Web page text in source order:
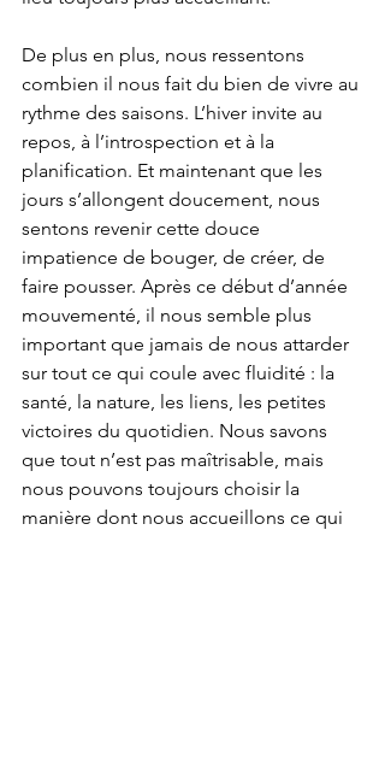
De plus en plus, nous ressentons
combien il nous fait du bien de vivre au
rythme des saisons. L’hiver invite au
repos, à l’introspection et à la
planification. Et maintenant que les
jours s’allongent doucement, nous
sentons revenir cette douce
impatience de bouger, de créer, de
faire pousser. Après ce début d’année
mouvementé, il nous semble plus
important que jamais de nous attarder
sur tout ce qui coule avec fluidité : la
santé, la nature, les liens, les petites
victoires du quotidien. Nous savons
que tout n’est pas maîtrisable, mais
nous pouvons toujours choisir la
manière dont nous accueillons ce qui